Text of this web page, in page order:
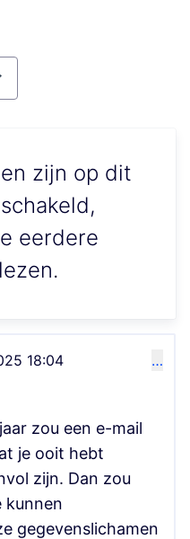
zijn op dit
eerdere
18:04 …
zou een e-mail
je ooit hebt
zijn. Dan zou
kunnen
gegevenslichamen